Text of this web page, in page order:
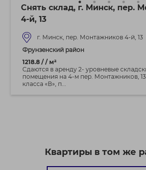
Снять склад, г. Минск, пер.
4-й, 13
г. Минск, пер. Монтажников 4-й, 13
Фрунзенский район
1218.8 / / м²
Сдаются в аренду 2- уровневые
помещения на 4-м пер. Монтажников,
класса «В», п...
Квартиры в том же